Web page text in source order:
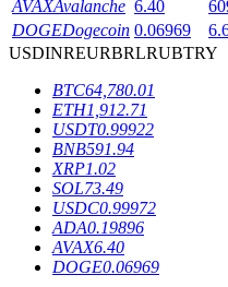
Exklusiva investeringar
AVAXAvalanche 6.40
DOGEDogecoin 0.06969
USDINREURBRLRUBTRY
BTC64,780.01
ETH1,912.71
USDT0.99922
BNB591.94
XRP1.02
SOL73.49
USDC0.99972
ADA0.19896
AVAX6.40
DOGE0.06969